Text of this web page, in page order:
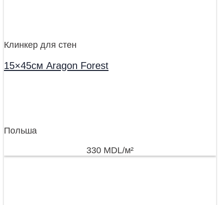
Клинкер для стен
15×45см Aragon Forest
Польша
330 MDL/м²